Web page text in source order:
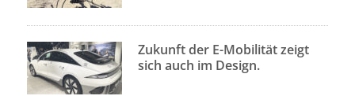
Zukunft der E-Mobilität zeigt
sich auch im Design.